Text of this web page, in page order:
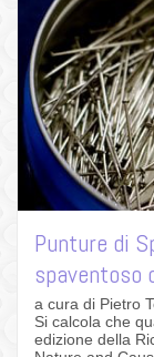
Punture di
spaventoso
a cura di Pietro
Si calcola che
edizione della